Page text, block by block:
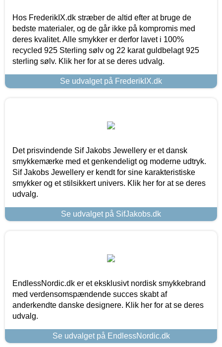
Hos FrederikIX.dk stræber de altid efter at bruge de
bedste materialer, og de går ikke på kompromis med
deres kvalitet. Alle smykker er derfor lavet i 100%
recycled 925 Sterling sølv og 22 karat guldbelagt 925
sterling sølv. Klik her for at se deres udvalg.
Se udvalget på FrederikIX.dk
Det prisvindende Sif Jakobs Jewellery er et dansk
smykkemærke med et genkendeligt og moderne udtryk.
Sif Jakobs Jewellery er kendt for sine karakteristiske
smykker og et stilsikkert univers. Klik her for at se deres
udvalg.
Se udvalget på SifJakobs.dk
EndlessNordic.dk er et eksklusivt nordisk smykkebrand
med verdensomspændende succes skabt af
anderkendte danske designere. Klik her for at se deres
udvalg.
Se udvalget på EndlessNordic.dk